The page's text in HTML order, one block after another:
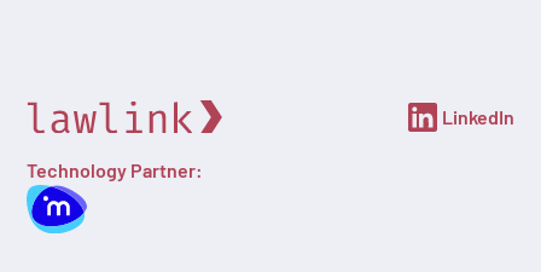
LinkedIn
Technology Partner: